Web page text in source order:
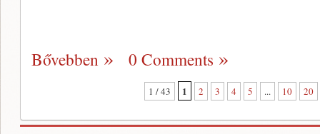
Bővebben 0 Comments
1 / 43 1 2 3 4 5 ... 10 20